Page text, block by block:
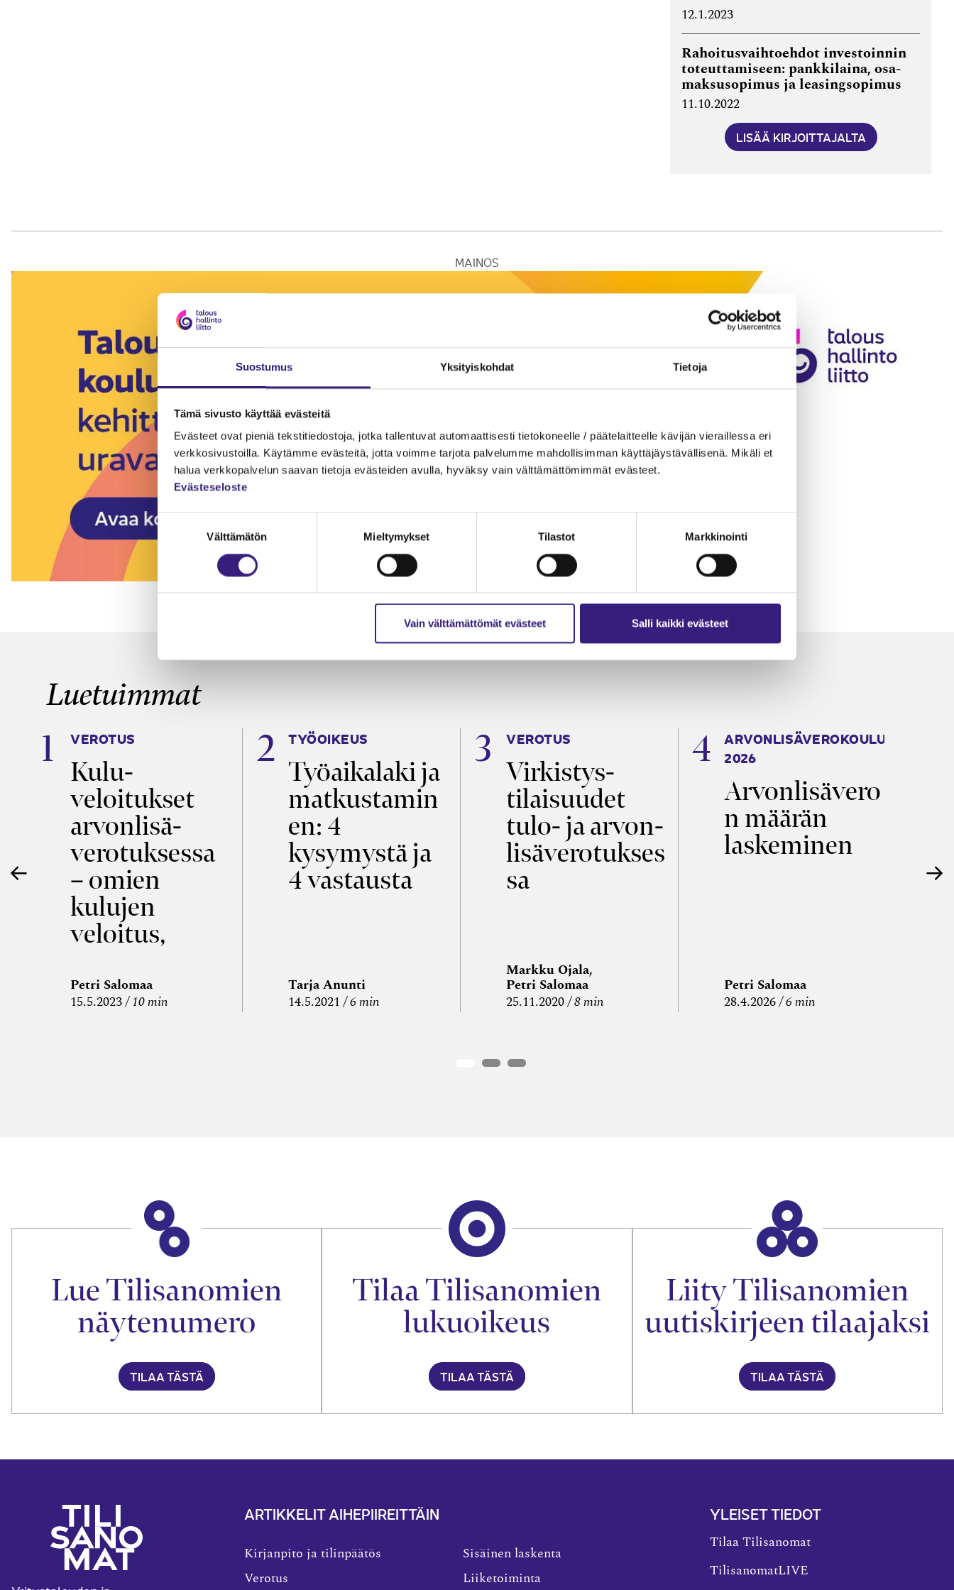
Suostumus Yksityiskohdat Tietoja
Tämä sivusto käyttää evästeitä
Evästeet ovat pieniä tekstitiedostoja, jotka tallentuvat automaattisesti tietokoneelle / päätelaitteelle kävijän vieraillessa eri
verkkosivustoilla. Käytämme evästeitä, jotta voimme tarjota palvelumme mahdollisimman käyttäjäystävällisenä. Mikäli et
halua verkkopalvelun saavan tietoja evästeiden avulla, hyväksy vain välttämättömimmät evästeet.
Evästeseloste
Suostumuksen
valinta
Välttämätön Mieltymykset Tilastot Markkinointi
Vain välttämättömät evästeet Salli kaikki evästeet
12.1.2023
Rahoitus­vaihto­ehdot investoinnin
toteut­tamiseen: pankki­laina, osa­
maksu­sopimus ja leasing­sopimus
11.10.2022
LISÄÄ KIRJOITTAJALTA
MAINOS
Luetuimmat
VEROTUS
Kulu­
veloitukset
arvon­lisä­
verotuksessa
– omien
kulujen
veloitus,
edelleen­
veloitus ja
Petri Salomaa
15.5.2023 10 min
TYÖOIKEUS
Työaikalaki ja
matkustamin
en: 4
kysymystä ja
4 vastausta
Tarja Anunti
14.5.2021
6 min
VEROTUS
Virkistys­
tilaisuudet
tulo- ja arvon­
lisäverotukses
sa
Markku Ojala,
Petri Salomaa
25.11.2020 8 min
ARVONLISÄVEROKOULU
2026
Arvonlisävero
n määrän
laskeminen
Petri Salomaa
28.4.2026 6 min
Lue Tilisanomien
näytenumero
TILAA TÄSTÄ
Tilaa Tilisanomien
lukuoikeus
TILAA TÄSTÄ
Liity Tilisanomien
uutiskirjeen tilaajaksi
TILAA TÄSTÄ
ARTIKKELIT AIHEPIIREITTÄIN
Kirjanpito ja tilinpäätös
Verotus
Sisäinen laskenta
Liiketoiminta
YLEISET TIEDOT
Tilaa Tilisanomat
TilisanomatLIVE